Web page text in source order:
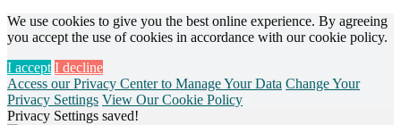
We use cookies to give you the best online experience. By agreeing
you accept the use of cookies in accordance with our cookie policy.
I accept I decline
Access our Privacy Center to Manage Your Data Change Your
Privacy Settings View Our Cookie Policy
Privacy Settings saved!